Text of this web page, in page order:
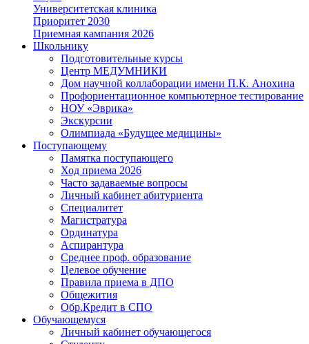
Университетская клиника
Приоритет 2030
Приемная кампания 2026
Школьнику
Подготовительные курсы
Центр МЕДУМНИКИ
Дом научной коллаборации имени П.К. Анохина
Профориентационное компьютерное тестирование
НОУ «Эврика»
Экскурсии
Олимпиада «Будущее медицины»
Поступающему
Памятка поступающего
Ход приема 2026
Часто задаваемые вопросы
Личный кабинет абитуриента
Специалитет
Магистратура
Ординатура
Аспирантура
Среднее проф. образование
Целевое обучение
Правила приема в ДПО
Общежития
Обр.Кредит в СПО
Обучающемуся
Личный кабинет обучающегося